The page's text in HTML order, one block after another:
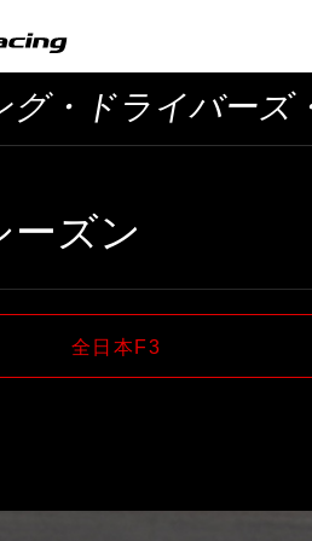
グ・ドライバーズ
ーズン
全日本F3